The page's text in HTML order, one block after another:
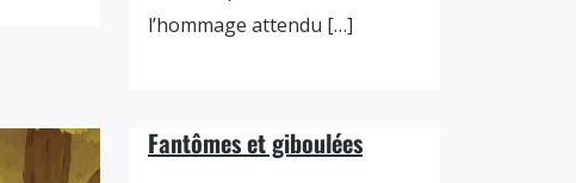
l’hommage attendu […]
Fantômes et giboulées